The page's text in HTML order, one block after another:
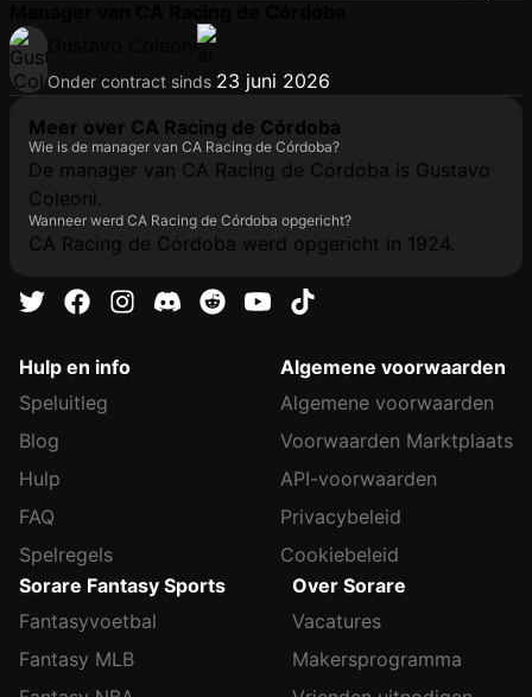
Onder contract sinds 23 juni 2026
Meer over CA Racing de Córdoba
Wie is de manager van CA Racing de Córdoba?
De manager van CA Racing de Córdoba is Gustavo
Coleoni.
Wanneer werd CA Racing de Córdoba opgericht?
CA Racing de Córdoba werd opgericht in 1924.
Hulp en info
Speluitleg
Blog
Hulp
FAQ
Spelregels
Algemene voorwaarden
Algemene voorwaarden
Voorwaarden Marktplaats
API-voorwaarden
Privacybeleid
Cookiebeleid
Sorare Fantasy Sports
Fantasyvoetbal
Fantasy MLB
Over Sorare
Vacatures
Makersprogramma